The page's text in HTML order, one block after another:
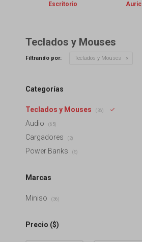
Escritorio
Teclados y Mouses
Filtrando por: Teclados y Mouses
Categorías
Teclados y Mouses (36)
Audio (65)
Cargadores (2)
Power Banks (5)
Marcas
Miniso (36)
Precio ($)